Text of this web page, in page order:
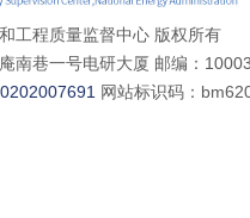
工程质量监督中心 版权所有
南巷一号电研大厦 邮编：
网站标识码：